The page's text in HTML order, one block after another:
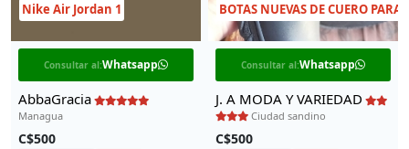
Consultar al:Whatsapp
Nike Air Jordan 1
AbbaGracia
Managua
C$500
Consultar al:Whatsapp
BOTAS NUEVAS DE CUERO PARA
J. A MODA Y VARIEDAD
Ciudad sandino
C$500